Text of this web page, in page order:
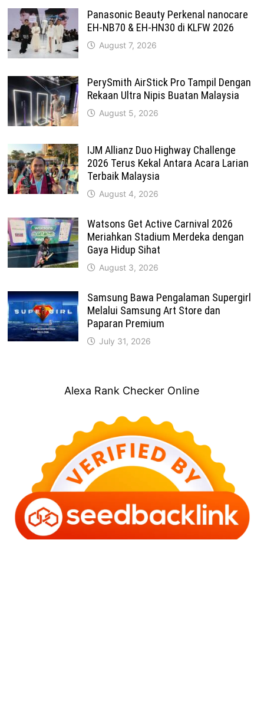
Panasonic Beauty Perkenal nanocare
EH-NB70 & EH-HN30 di KLFW 2026
August 7, 2026
PerySmith AirStick Pro Tampil Dengan
Rekaan Ultra Nipis Buatan Malaysia
August 5, 2026
IJM Allianz Duo Highway Challenge
2026 Terus Kekal Antara Acara Larian
Terbaik Malaysia
August 4, 2026
Watsons Get Active Carnival 2026
Meriahkan Stadium Merdeka dengan
Gaya Hidup Sihat
August 3, 2026
Samsung Bawa Pengalaman Supergirl
Melalui Samsung Art Store dan
Paparan Premium
July 31, 2026
Alexa Rank Checker Online